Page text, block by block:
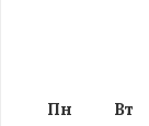
Пн Вт